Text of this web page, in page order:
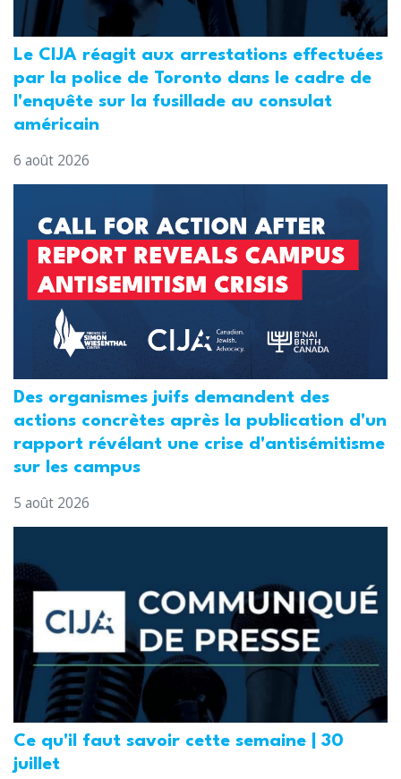
Le CIJA réagit aux arrestations effectuées
par la police de Toronto dans le cadre de
l'enquête sur la fusillade au consulat
américain
6 août 2026
Des organismes juifs demandent des
actions concrètes après la publication d'un
rapport révélant une crise d'antisémitisme
sur les campus
5 août 2026
Ce qu'il faut savoir cette semaine | 30
juillet